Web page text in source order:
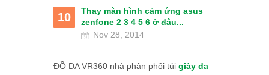
10
Thay màn hình cảm ứng asus
zenfone 2 3 4 5 6 ở đâu...
Nov 28, 2014
ĐỒ DA VR360 nhà phân phối túi giày da